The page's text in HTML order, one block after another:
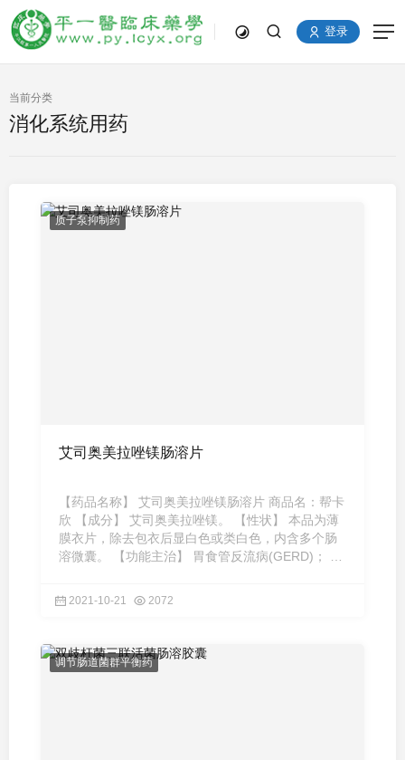
登录
当前分类
消化系统用药
质子泵抑制药
艾司奥美拉唑镁肠溶片
【药品名称】 艾司奥美拉唑镁肠溶片 商品名：帮卡
欣 【成分】 艾司奥美拉唑镁。 【性状】 本品为薄
膜衣片，除去包衣后显白色或类白色，内含多个肠
溶微囊。 【功能主治】 胃食管反流病(GERD)； 反
2021-10-21 2072
调节肠道菌群平衡药